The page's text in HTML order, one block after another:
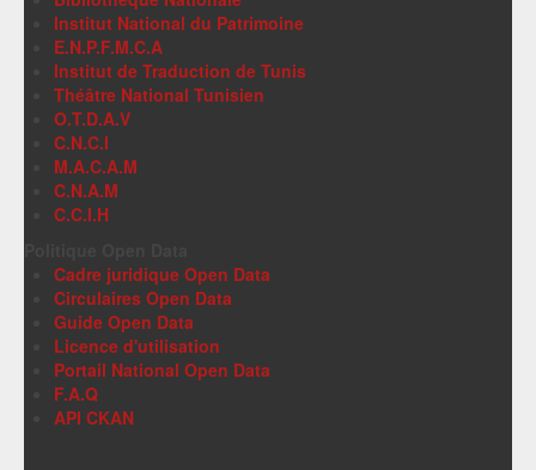
Institut National du Patrimoine
E.N.P.F.M.C.A
Institut de Traduction de Tunis
Théâtre National Tunisien
O.T.D.A.V
C.N.C.I
M.A.C.A.M
C.N.A.M
C.C.I.H
Cadre juridique Open Data
Circulaires Open Data
Guide Open Data
Licence d'utilisation
Portail National Open Data
F.A.Q
API CKAN